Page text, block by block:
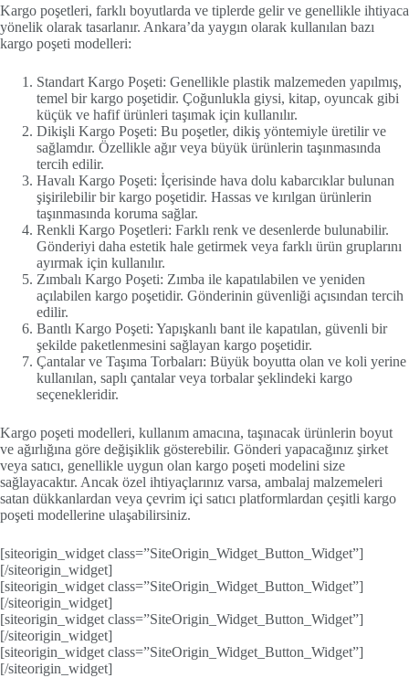
Kargo poşetleri, farklı boyutlarda ve tiplerde gelir ve genellikle ihtiyaca
yönelik olarak tasarlanır. Ankara’da yaygın olarak kullanılan bazı
kargo poşeti modelleri:
Standart Kargo Poşeti: Genellikle plastik malzemeden yapılmış,
temel bir kargo poşetidir. Çoğunlukla giysi, kitap, oyuncak gibi
küçük ve hafif ürünleri taşımak için kullanılır.
Dikişli Kargo Poşeti: Bu poşetler, dikiş yöntemiyle üretilir ve
sağlamdır. Özellikle ağır veya büyük ürünlerin taşınmasında
tercih edilir.
Havalı Kargo Poşeti: İçerisinde hava dolu kabarcıklar bulunan
şişirilebilir bir kargo poşetidir. Hassas ve kırılgan ürünlerin
taşınmasında koruma sağlar.
Renkli Kargo Poşetleri: Farklı renk ve desenlerde bulunabilir.
Gönderiyi daha estetik hale getirmek veya farklı ürün gruplarını
ayırmak için kullanılır.
Zımbalı Kargo Poşeti: Zımba ile kapatılabilen ve yeniden
açılabilen kargo poşetidir. Gönderinin güvenliği açısından tercih
edilir.
Bantlı Kargo Poşeti: Yapışkanlı bant ile kapatılan, güvenli bir
şekilde paketlenmesini sağlayan kargo poşetidir.
Çantalar ve Taşıma Torbaları: Büyük boyutta olan ve koli yerine
kullanılan, saplı çantalar veya torbalar şeklindeki kargo
seçenekleridir.
Kargo poşeti modelleri, kullanım amacına, taşınacak ürünlerin boyut
ve ağırlığına göre değişiklik gösterebilir. Gönderi yapacağınız şirket
veya satıcı, genellikle uygun olan kargo poşeti modelini size
sağlayacaktır. Ancak özel ihtiyaçlarınız varsa, ambalaj malzemeleri
satan dükkanlardan veya çevrim içi satıcı platformlardan çeşitli kargo
poşeti modellerine ulaşabilirsiniz.
[siteorigin_widget class=”SiteOrigin_Widget_Button_Widget”]
[/siteorigin_widget]
[siteorigin_widget class=”SiteOrigin_Widget_Button_Widget”]
[/siteorigin_widget]
[siteorigin_widget class=”SiteOrigin_Widget_Button_Widget”]
[/siteorigin_widget]
[siteorigin_widget class=”SiteOrigin_Widget_Button_Widget”]
[/siteorigin_widget]